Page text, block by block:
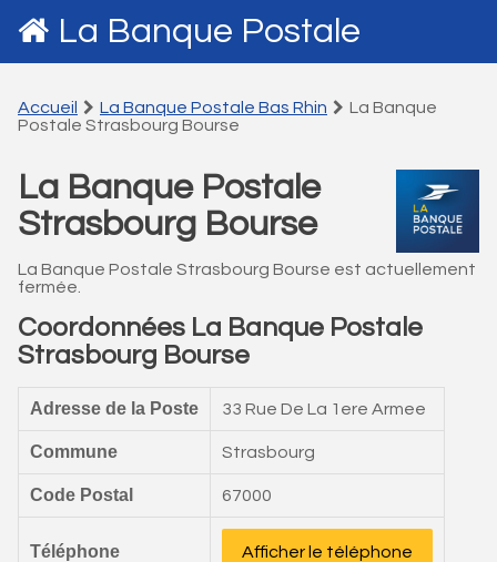
La Banque Postale
Accueil La Banque Postale Bas Rhin
La Banque
Postale Strasbourg Bourse
La Banque Postale
Strasbourg Bourse
La Banque Postale Strasbourg Bourse est actuellement
fermée.
Coordonnées La Banque Postale
Strasbourg Bourse
Adresse de la Poste 33 Rue De La 1ere Armee
Commune Strasbourg
Code Postal 67000
Téléphone Afficher le téléphone